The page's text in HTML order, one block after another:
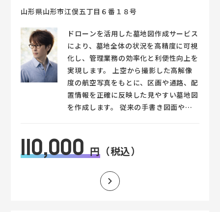
山形県山形市江俣五丁目６番１８号
ドローンを活用した墓地図作成サービス
により、墓地全体の状況を高精度に可視
化し、管理業務の効率化と利便性向上を
実現します。 上空から撮影した高解像
度の航空写真をもとに、区画や通路、配
置情報を正確に反映した見やすい墓地図
を作成します。 従来の手書き図面や不
担軽減や来訪者へのスムーズな案内が可
能になります。 また、斜面や複雑な地
を測量・作成できるのも特長です。 ■
主な特徴 ・ドローン測量による高精度
110,000 円（税込）